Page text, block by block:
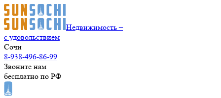
Недвижимость –
с удовольствием
Сочи
8-938-496-86-99
Звоните нам
бесплатно по РФ